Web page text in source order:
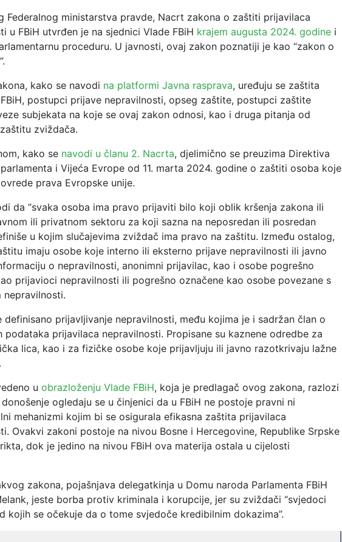
Federalnog ministarstva pravde, Nacrt zakona o zaštiti prijavilaca
u FBiH utvrđen je na sjednici Vlade FBiH krajem augusta 2024. godine i
proceduru. U javnosti, ovaj zakon poznatiji je kao “zakon o
kako se navodi na platformi Javna rasprava, uređuju se zaštita
postupci prijave nepravilnosti, opseg zaštite, postupci zaštite
subjekata na koje se ovaj zakon odnosi, kao i druga pitanja od
zviždača.
kako se navodi u članu 2. Nacrta, djelimično se preuzima Direktiva
i Vijeća Evrope od 11. marta 2024. godine o zaštiti osoba koje
prava Evropske unije.
da “svaka osoba ima pravo prijaviti bilo koji oblik kršenja zakona ili
ili privatnom sektoru za koji sazna na neposredan ili posredan
u kojim slučajevima zviždač ima pravo na zaštitu. Između ostalog,
imaju osobe koje interno ili eksterno prijave nepravilnosti ili javno
o nepravilnosti, anonimni prijavilac, kao i osobe pogrešno
prijavioci nepravilnosti ili pogrešno označene kao osobe povezane s
nepravilnosti.
definisano prijavljivanje nepravilnosti, među kojima je i sadržan član o
podataka prijavilaca nepravilnosti. Propisane su kaznene odredbe za
lica, kao i za fizičke osobe koje prijavljuju ili javno razotkrivaju lažne
u obrazloženju Vlade FBiH, koja je predlagač ovog zakona, razlozi
ogledaju se u činjenici da u FBiH ne postoje pravni ni
mehanizmi kojim bi se osigurala efikasna zaštita prijavilaca
Ovakvi zakoni postoje na nivou Bosne i Hercegovine, Republike Srpske
dok je jedino na nivou FBiH ova materija ostala u cijelosti
zakona, pojašnjava delegatkinja u Domu naroda Parlamenta FBiH
jeste borba protiv kriminala i korupcije, jer su zviždači “svjedoci
kojih se očekuje da o tome svjedoče kredibilnim dokazima”.